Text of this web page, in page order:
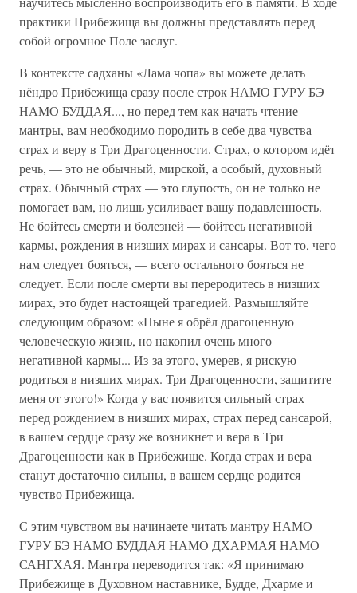
практики Прибежища вы должны представлять перед
собой огромное Поле заслуг.
В контексте садханы «Лама чопа» вы можете делать
нёндро Прибежища сразу после строк НАМО ГУРУ БЭ
НАМО БУДДАЯ..., но перед тем как начать чтение
мантры, вам необходимо породить в себе два чувства —
страх и веру в Три Драгоценности. Страх, о котором идёт
речь, — это не обычный, мирской, а особый, духовный
страх. Обычный страх — это глупость, он не только не
помогает вам, но лишь усиливает вашу подавленность.
Не бойтесь смерти и болезней — бойтесь негативной
кармы, рождения в низших мирах и сансары. Вот то, чего
нам следует бояться, — всего остального бояться не
следует. Если после смерти вы переродитесь в низших
мирах, это будет настоящей трагедией. Размышляйте
следующим образом: «Ныне я обрёл драгоценную
человеческую жизнь, но накопил очень много
негативной кармы... Из-за этого, умерев, я рискую
родиться в низших мирах. Три Драгоценности, защитите
меня от этого!» Когда у вас появится сильный страх
перед рождением в низших мирах, страх перед сансарой,
в вашем сердце сразу же возникнет и вера в Три
Драгоценности как в Прибежище. Когда страх и вера
станут достаточно сильны, в вашем сердце родится
чувство Прибежища.
С этим чувством вы начинаете читать мантру НАМО
ГУРУ БЭ НАМО БУДДАЯ НАМО ДХАРМАЯ НАМО
САНГХАЯ. Мантра переводится так: «Я принимаю
Прибежище в Духовном наставнике, Будде, Дхарме и